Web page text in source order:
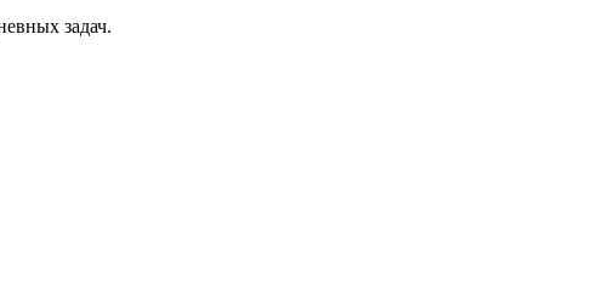
задач.